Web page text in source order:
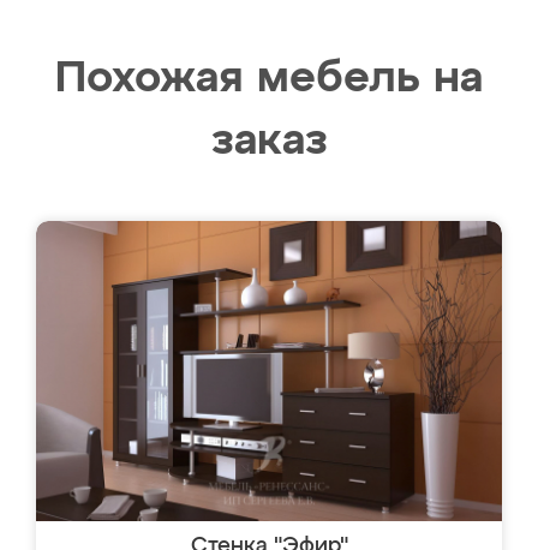
Похожая мебель на
заказ